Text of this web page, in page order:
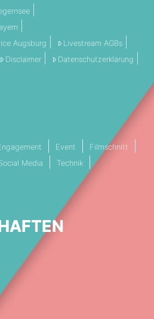
Augsburg
Livestream AGBs
Disclaimer
Datenschutzerklärung
Event
Filmschnitt
Media
Technik